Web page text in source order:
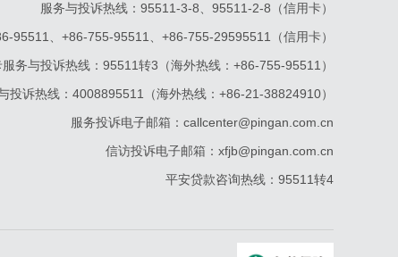
服务与投诉热线：95511-3-8、95511-2-8（信用卡）
95511、+86-755-95511、+86-755-29595511（信用卡）
务与投诉热线：95511转3（海外热线：+86-755-95511）
投诉热线：4008895511（海外热线：+86-21-38824910）
服务投诉电子邮箱：callcenter@pingan.com.cn
信访投诉电子邮箱：xfjb@pingan.com.cn
平安贷款咨询热线：95511转4